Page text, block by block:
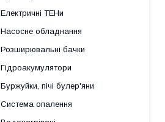
Електричні ТЕНи
Насосне обладнання
Розширювальні бачки
Гідроакумулятори
Буржуйки, пічі булер'яни
Система опалення